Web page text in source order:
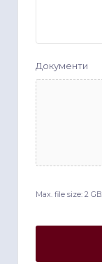
Документи
Max. file size: 2 GB.